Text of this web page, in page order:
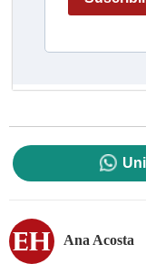
Ana Acosta